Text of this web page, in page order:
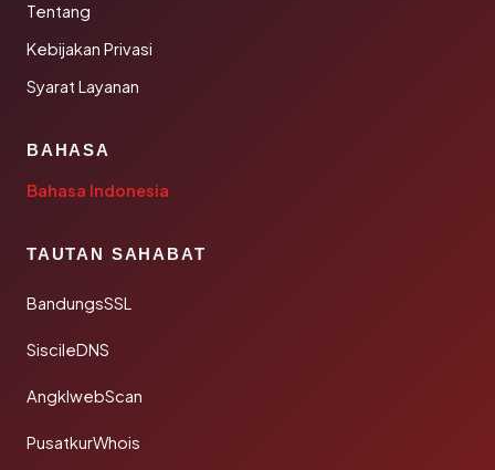
Tentang
Kebijakan Privasi
Syarat Layanan
BAHASA
Bahasa Indonesia
TAUTAN SAHABAT
BandungsSSL
SiscileDNS
AngklwebScan
PusatkurWhois